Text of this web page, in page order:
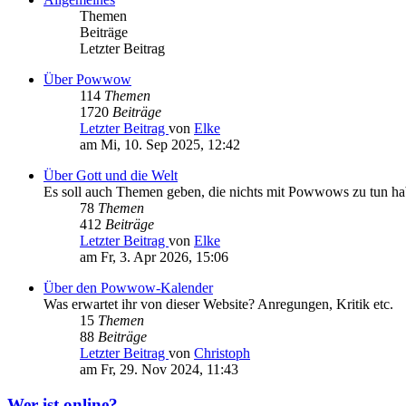
Themen
Beiträge
Letzter Beitrag
Über Powwow
114 Themen
1720 Beiträge
Letzter Beitrag von Elke
am Mi, 10. Sep 2025, 12:42
Über Gott und die Welt
Es soll auch Themen geben, die nichts mit Powwows zu tun
78 Themen
412 Beiträge
Letzter Beitrag von Elke
am Fr, 3. Apr 2026, 15:06
Über den Powwow-Kalender
Was erwartet ihr von dieser Website? Anregungen, Kritik etc.
15 Themen
88 Beiträge
Letzter Beitrag von Christoph
am Fr, 29. Nov 2024, 11:43